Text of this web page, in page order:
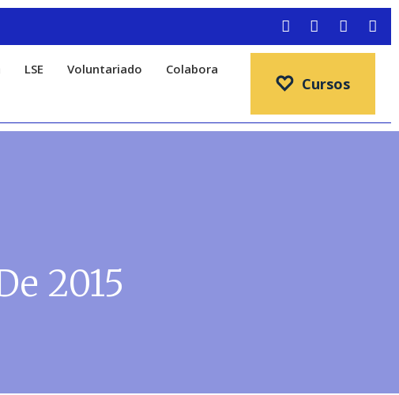
LSE Voluntariado Colabora
Cursos
Info
2015